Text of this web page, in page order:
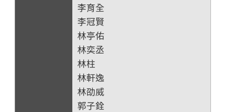
李育全
李冠賢
林亭佑
林奕丞
林柱
林軒逸
林劭威
郭子銓